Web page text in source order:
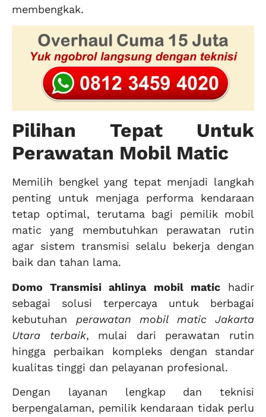
membengkak.
Pilihan Tepat Untuk
Perawatan Mobil Matic
Memilih bengkel yang tepat menjadi langkah
penting untuk menjaga performa kendaraan
tetap optimal, terutama bagi pemilik mobil
matic yang membutuhkan perawatan rutin
agar sistem transmisi selalu bekerja dengan
baik dan tahan lama.
Domo Transmisi ahlinya mobil matichadir
sebagai solusi terpercaya untuk berbagai
kebutuhan perawatan mobil matic Jakarta
Utara terbaik, mulai dari perawatan rutin
hingga perbaikan kompleks dengan standar
kualitas tinggi dan pelayanan profesional.
Dengan layanan lengkap dan teknisi
berpengalaman, pemilik kendaraan tidak perlu